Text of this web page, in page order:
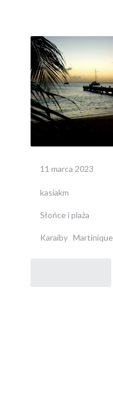
11 marca 2023
kasiakm
Słońce i plaża
Karaiby Martinique